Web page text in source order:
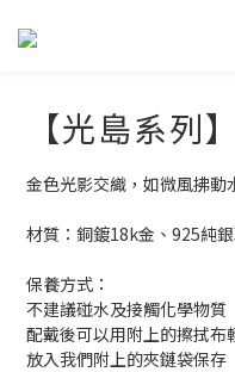
【光島系列
金色光影交織，如微風拂動
材質：銅鍍18k金、925純
保養方式：
不建議碰水及接觸化學物質
配戴後可以用附上的擦拭布
放入我們附上的夾鏈袋保存